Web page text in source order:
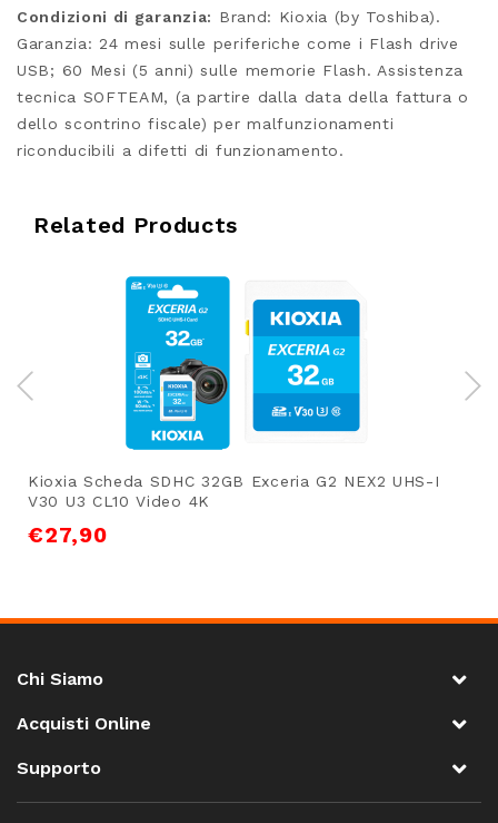
Condizioni di garanzia: Brand: Kioxia (by Toshiba).
Garanzia: 24 mesi sulle periferiche come i Flash drive
USB; 60 Mesi (5 anni) sulle memorie Flash. Assistenza
tecnica SOFTEAM, (a partire dalla data della fattura o
dello scontrino fiscale) per malfunzionamenti
riconducibili a difetti di funzionamento.
Related Products
Kioxia Scheda SDHC 32GB Exceria G2 NEX2 UHS-I
V30 U3 CL10 Video 4K
€27,90
Chi Siamo
Acquisti Online
Supporto